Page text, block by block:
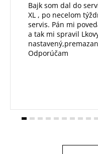
Bajk som dal do
XL , po necelom
servis. Pán mi
a tak mi spravil
Odporúčam